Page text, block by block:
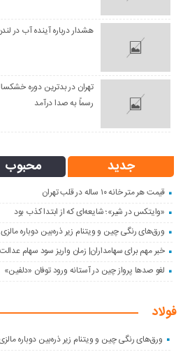
هشدار درباره آینده آب در
رسماً به صدا درآمد
جدید محبوب
قیمت هر متر خانه ۱۰ ساله در قلب تهران
«وایتکس در شیر»؛ شایعه‌ای که از ابتدا کذب بود
ورق‌های رنگی چین و ویتنام زیر ذره‌بین دوباره مالزی
خبر مهم برای سهامداران| زمان واریز سود سهام
لغو صدها پرواز چین در آستانه ورود توفان «دلفین»
فولاد
ورق‌های رنگی چین و ویتنام زیر ذره‌بین دوباره